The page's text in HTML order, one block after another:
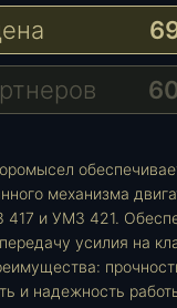
механизма
417 и УМЗ 421.
усилия на
и надежность